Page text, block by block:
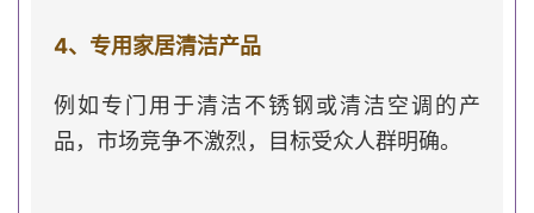
4、专用家居清洁产品
例如专门用于清洁不锈钢或清洁空调的产
品，市场竞争不激烈，目标受众人群明确。